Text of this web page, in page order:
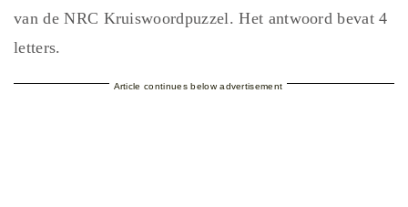
van de NRC Kruiswoordpuzzel. Het antwoord bevat 4
letters.
Article continues below advertisement